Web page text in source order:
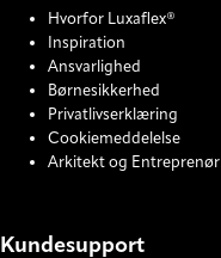
Hvorfor Luxaflex®
Inspiration
Ansvarlighed
Børnesikkerhed
Privatlivserklæring
Cookiemeddelelse
Arkitekt og Entreprenør
Kundesupport